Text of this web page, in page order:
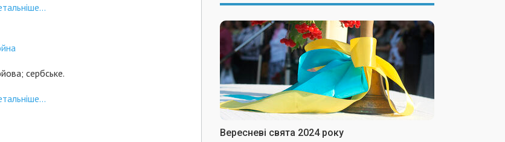
сербське.
Вересневі свята 2024 року